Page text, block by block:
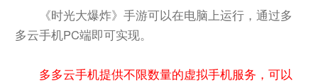
《时光大爆炸》手游可以在电脑上运行，通过多
多云手机PC端即可实现。
多多云手机提供不限数量的虚拟手机服务，可以